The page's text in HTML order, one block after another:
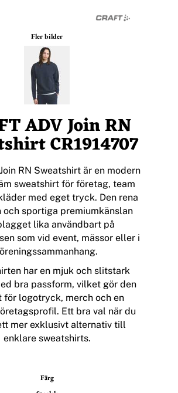
Fler bilder
ADV Join RN
CR1914707
RN Sweatshirt är en modern
sweatshirt för företag, team
med eget tryck. Den rena
och sportiga premiumkänslan
lika användbart på
som vid event, mässor eller i
har en mjuk och slitstark
bra passform, vilket gör den
för logotryck, merch och en
Ett bra val när du
mer exklusivt alternativ till
enklare sweatshirts.
Färg